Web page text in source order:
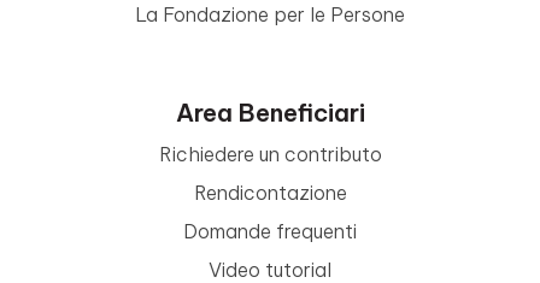
La Fondazione per le Persone
Area Beneficiari
Richiedere un contributo
Rendicontazione
Domande frequenti
Video tutorial